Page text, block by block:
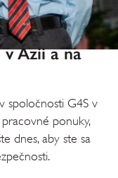
v Ázii a na
spoločnosti G4S v
ponuky,
dnes, aby ste sa